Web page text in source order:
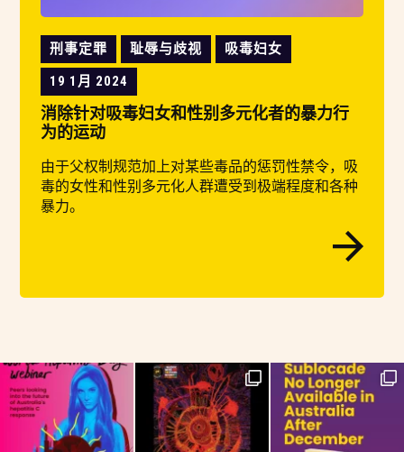
刑事定罪 耻辱与歧视
吸毒妇女
19 1月 2024
消除针对吸毒妇女和性别多元化者的暴力行
为的运动
由于父权制规范加上对某些毒品的惩罚性禁令，吸
毒的女性和性别多元化人群遭受到极端程度和各种
暴力。